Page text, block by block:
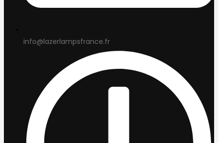
info@lazerlampsfrance.fr